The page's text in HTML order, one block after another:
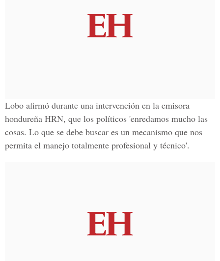
Lobo afirmó durante una intervención en la emisora
hondureña HRN, que los políticos 'enredamos mucho las
cosas. Lo que se debe buscar es un mecanismo que nos
permita el manejo totalmente profesional y técnico'.